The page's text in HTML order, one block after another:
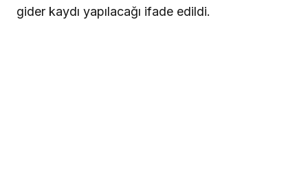
gider kaydı yapılacağı ifade edildi.